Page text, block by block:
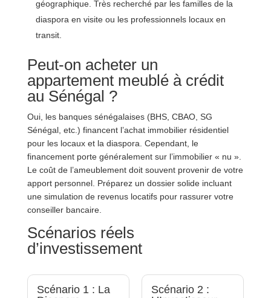
géographique. Très recherché par les familles de la
diaspora en visite ou les professionnels locaux en
transit.
Peut-on acheter un
appartement meublé à crédit
au Sénégal ?
Oui, les banques sénégalaises (BHS, CBAO, SG
Sénégal, etc.) financent l’achat immobilier résidentiel
pour les locaux et la diaspora. Cependant, le
financement porte généralement sur l’immobilier « nu ».
Le coût de l’ameublement doit souvent provenir de votre
apport personnel. Préparez un dossier solide incluant
une simulation de revenus locatifs pour rassurer votre
conseiller bancaire.
Scénarios réels
d’investissement
Scénario 1 : La
Scénario 2 :